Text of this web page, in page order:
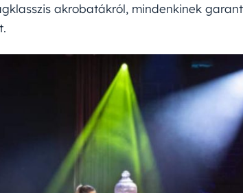
akrobatákról, mindenkinek